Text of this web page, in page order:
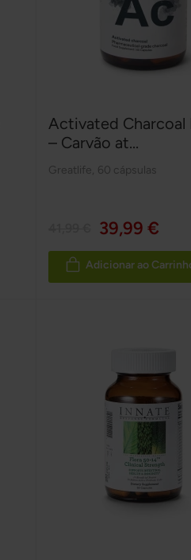
Activated
– Carvão at...
Greatlife 60 cápsulas
39,99 €
Adicionar ao